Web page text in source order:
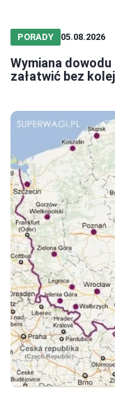
PORADY 05.08.2026
Wymiana
załatwić bez